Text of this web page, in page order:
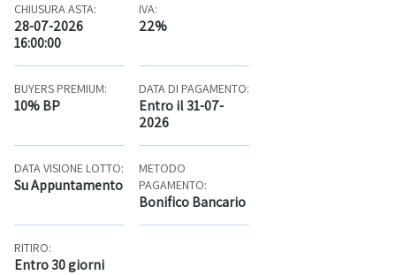
CHIUSURA ASTA:
28-07-2026
16:00:00
IVA:
22%
BUYERS PREMIUM:
10% BP
DATA DI PAGAMENTO:
Entro il 31-07-
2026
DATA VISIONE LOTTO:
Su Appuntamento
METODO
PAGAMENTO:
Bonifico Bancario
RITIRO:
Entro 30 giorni